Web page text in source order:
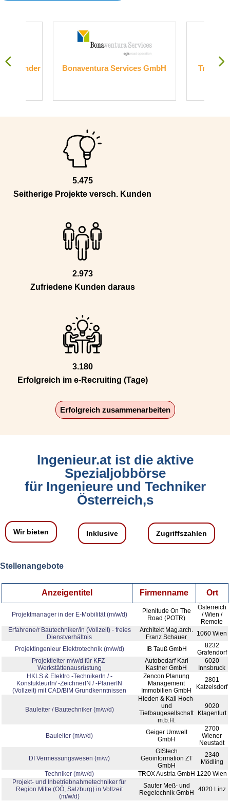
Bonaventura Services GmbH
5.475
Seitherige Projekte versch. Kunden
2.973
Zufriedene Kunden daraus
3.180
Erfolgreich im e-Recruiting (Tage)
Erfolgreich zusammenarbeiten
Ingenieur.at ist die aktive
Spezialjobbörse
für Ingenieure und Techniker
Österreich,s
Wir bieten Inklusive Zugriffszahlen
Stellenangebote
Anzeigentitel Firmenname Ort
Projektmanager in der E‑Mobilität (m/w/d)
Plenitude On The
Road (POTR)
Österreich
/ Wien /
Remote
Erfahrene/r Bautechniker/in (Vollzeit) - freies
Dienstverhältnis
Architekt Mag.arch.
Franz Schauer
1060 Wien
Projektingenieur Elektrotechnik (m/w/d) IB Tauß GmbH
8232
Grafendorf
Projektleiter m/w/d für KFZ-
Werkstättenausrüstung
Autobedarf Karl
Kastner GmbH
6020
Innsbruck
HKLS & Elektro -TechnikerIn / -
KonstukteurIn/ -ZeichnerIN / -PlanerIN
(Vollzeit) mit CAD/BIM Grundkenntnissen
Zencon Planung
Management
Immobilien GmbH
2801
Katzelsdorf
Bauleiter / Bautechniker (m/w/d)
Hieden & Kall Hoch-
und
Tiefbaugesellschaft
m.b.H.
9020
Klagenfurt
Bauleiter (m/w/d)
Geiger Umwelt
GmbH
2700
Wiener
Neustadt
DI Vermessungswesen (m/w)
GIStech
Geoinformation ZT
GmbH
2340
Mödling
Techniker (m/w/d)
TROX Austria GmbH 1220 Wien
Projekt- und Inbetriebnahmetechniker für
Region Mitte (OÖ, Salzburg) in Vollzeit
(m/w/d)
Sauter Meß- und
Regelechnik GmbH
4020 Linz